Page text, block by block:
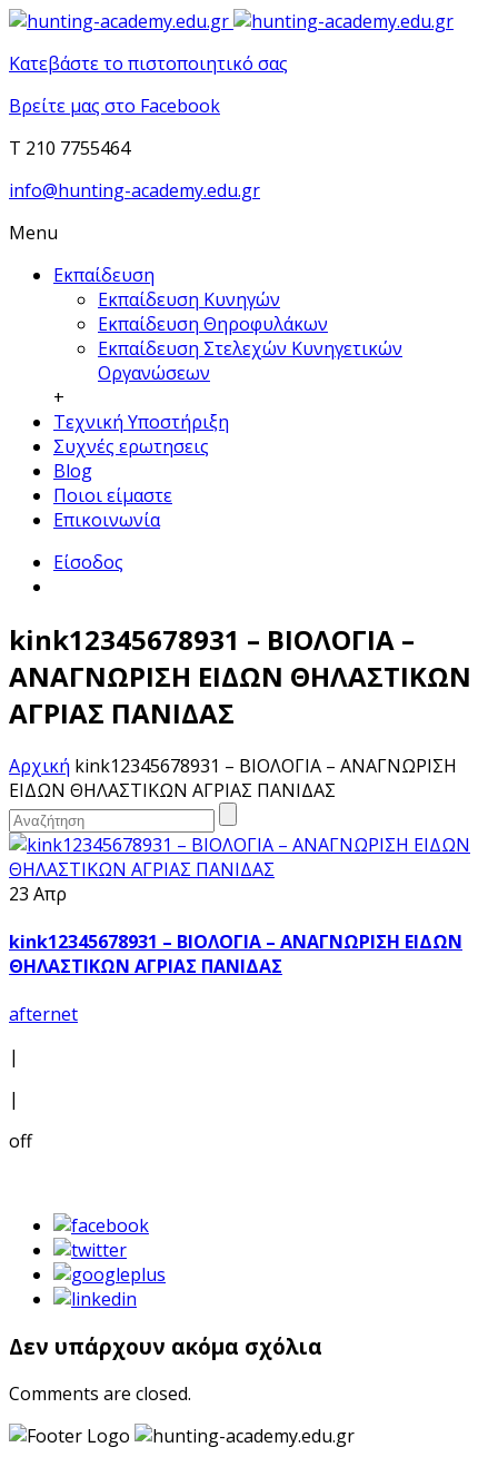
Κατεβάστε το πιστοποιητικό σας
Βρείτε μας στο Facebook
T 210 7755464
info@hunting-academy.edu.gr
Menu
Εκπαίδευση
Εκπαίδευση Κυνηγών
Εκπαίδευση Θηροφυλάκων
Εκπαίδευση Στελεχών Κυνηγετικών
Οργανώσεων
+
Τεχνική Υποστήριξη
Συχνές ερωτησεις
Blog
Ποιοι είμαστε
Επικοινωνία
Είσοδος
kink12345678931 – ΒΙΟΛΟΓΙΑ –
ΑΝΑΓΝΩΡΙΣΗ ΕΙΔΩΝ ΘΗΛΑΣΤΙΚΩΝ
ΑΓΡΙΑΣ ΠΑΝΙΔΑΣ
Αρχική kink12345678931 – ΒΙΟΛΟΓΙΑ – ΑΝΑΓΝΩΡΙΣΗ
ΕΙΔΩΝ ΘΗΛΑΣΤΙΚΩΝ ΑΓΡΙΑΣ ΠΑΝΙΔΑΣ
23 Απρ
kink12345678931 – ΒΙΟΛΟΓΙΑ – ΑΝΑΓΝΩΡΙΣΗ ΕΙΔΩΝ
ΘΗΛΑΣΤΙΚΩΝ ΑΓΡΙΑΣ ΠΑΝΙΔΑΣ
afternet
|
|
off
Δεν υπάρχουν ακόμα σχόλια
Comments are closed.